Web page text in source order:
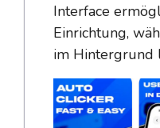
Interface
Einrichtung,
im Hintergrund